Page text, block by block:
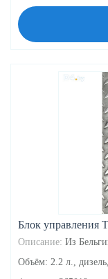
Блок управления
Описание: Из
Объём: 2.2 л.,